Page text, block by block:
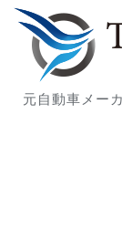
元自動車メー